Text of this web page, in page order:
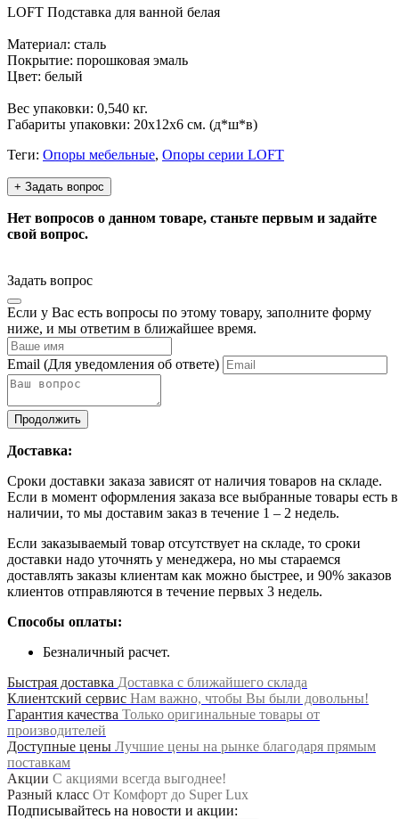
LOFT Подставка для ванной белая
Материал: сталь
Покрытие: порошковая эмаль
Цвет: белый
Вес упаковки: 0,540 кг.
Габариты упаковки: 20х12х6 см. (д*ш*в)
Теги: Опоры мебельные, Опоры серии LOFT
+ Задать вопрос
Нет вопросов о данном товаре, станьте первым и задайте
свой вопрос.
Задать вопрос
Если у Вас есть вопросы по этому товару, заполните форму
ниже, и мы ответим в ближайшее время.
Email (Для уведомления об ответе)
Продолжить
Доставка:
Сроки доставки заказа зависят от наличия товаров на складе.
Если в момент оформления заказа все выбранные товары есть в
наличии, то мы доставим заказ в течение 1 – 2 недель.
Если заказываемый товар отсутствует на складе, то сроки
доставки надо уточнять у менеджера, но мы стараемся
доставлять заказы клиентам как можно быстрее, и 90% заказов
клиентов отправляются в течение первых 3 недель.
Способы оплаты:
Безналичный расчет.
Быстрая доставка Доставка с ближайшего склада
Клиентский сервис Нам важно, чтобы Вы были довольны!
Гарантия качества Только оригинальные товары от
производителей
Доступные цены Лучшие цены на рынке благодаря прямым
поставкам
Акции С акциями всегда выгоднее!
Разный класс От Комфорт до Super Lux
Подписывайтесь на новости и акции: